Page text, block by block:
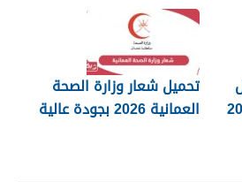
تحميل شعار وزارة الصحة
العمانية 2026 بجودة عالية